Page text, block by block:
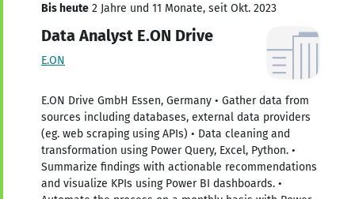
Bis heute 2 Jahre und 11 Monate, seit Okt. 2023
Data Analyst E.ON Drive
E.ON
E.ON Drive GmbH Essen, Germany • Gather data from
sources including databases, external data providers
(eg. web scraping using APIs) • Data cleaning and
transformation using Power Query, Excel, Python. •
Summarize findings with actionable recommendations
and visualize KPIs using Power BI dashboards. •